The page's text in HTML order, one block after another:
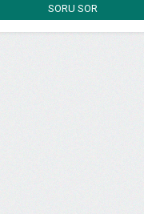
SORU SOR